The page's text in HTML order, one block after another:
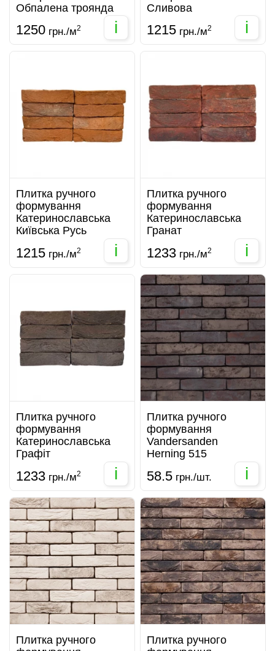
Обпалена троянда
1250 грн./м2 i
Сливова
1215 грн./м2 i
Плитка ручного
формування
Катеринославська
Київська Русь
1215 грн./м2 i
Плитка ручного
формування
Катеринославська
Гранат
1233 грн./м2 i
Плитка ручного
формування
Катеринославська
Графіт
1233 грн./м2 i
Плитка ручного
формування
Vandersanden
Herning 515
58.5 грн./шт. i
Плитка ручного
Плитка ручного